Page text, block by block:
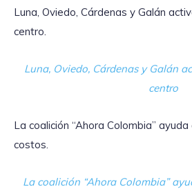
Luna, Oviedo, Cárdenas y Galán
centro.
Luna, Oviedo, Cárdenas y Galán
centro
La coalición “Ahora Colombia”
costos.
La coalición “Ahora Colombia”